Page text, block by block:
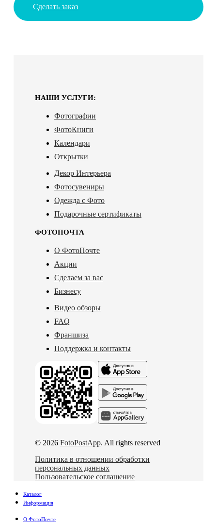
Сделать заказ
НАШИ УСЛУГИ:
Фотографии
ФотоКниги
Календари
Открытки
Декор Интерьера
Фотосувениры
Одежда с Фото
Подарочные сертификаты
ФОТОПОЧТА
О ФотоПочте
Акции
Сделаем за вас
Бизнесу
Видео обзоры
FAQ
Франшиза
Поддержка и контакты
© 2026 FotoPostApp. All rights reserved
Политика в отношении обработки
персональных данных
Пользовательское соглашение
Каталог
Информация
О ФотоПочте